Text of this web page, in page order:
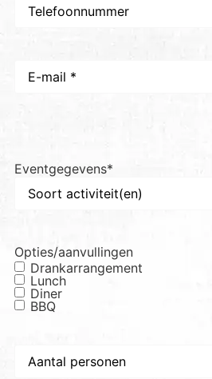
mail*
Eventgegevens*
Opties/aanvullingen
Drankarrangement
Lunch
Diner
BBQ
personen *